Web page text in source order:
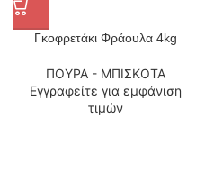
Γκοφρετάκι Φράουλα 4kg
ΠΟΥΡΑ - ΜΠΙΣΚΟΤΑ
Εγγραφείτε για εμφάνιση
τιμών